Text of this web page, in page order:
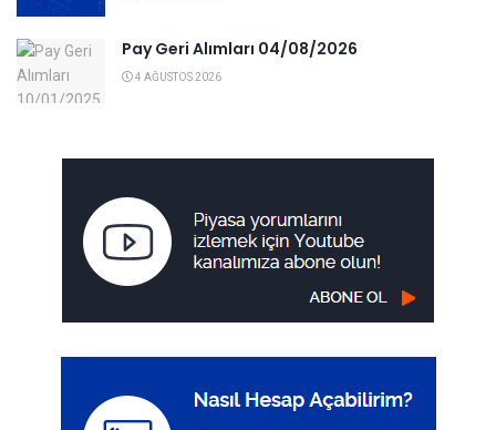
Pay Geri Alımları 04/08/2026
4 AĞUSTOS 2026